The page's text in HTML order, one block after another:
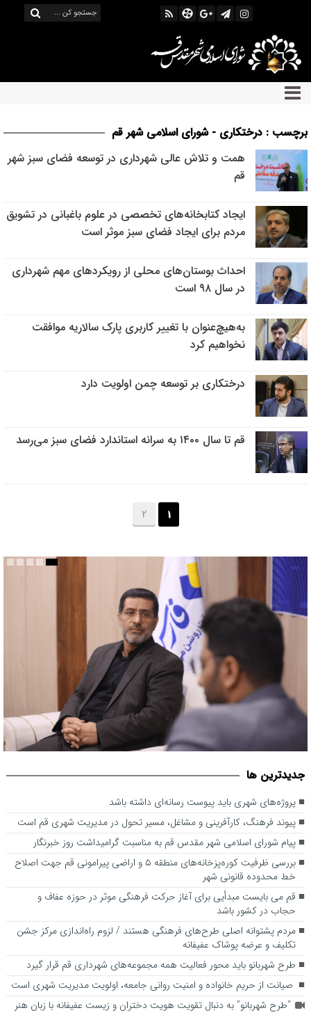
برچسب : درختکاری - شورای اسلامی شهر قم
همت و تلاش عالی شهرداری در توسعه فضای سبز شهر
قم
ایجاد کتابخانه‌های تخصصی در علوم باغبانی در تشویق
مردم برای ایجاد فضای سبز موثر است
احداث بوستان‌های محلی از رویکردهای مهم شهرداری
در سال ۹۸ است
به‌هیچ‌عنوان با تغییر کاربری پارک سالاریه موافقت
نخواهیم کرد
درختکاری بر توسعه چمن اولویت دارد
قم تا سال ۱۴۰۰ به سرانه استاندارد فضای سبز می‌رسد
1
2
پروژه‌های شهری باید پیوست رسانه‌ای داشته باشد
جديدترين ها
پروژه‌های شهری باید پیوست رسانه‌ای داشته باشد
پیوند فرهنگ، کارآفرینی و مشاغل، مسیر تحول در مدیریت شهری قم است
پیام شورای اسلامی شهر مقدس قم به مناسبت گرامیداشت روز خبرنگار
بررسی ظرفیت کوره‌پزخانه‌های منطقه ۵ و اراضی پیرامونی قم جهت اصلاح
خط محدوده قانونی شهر
قم می بایست مبدأیی برای آغاز حرکت فرهنگی موثر در حوزه عفاف و
حجاب در کشور باشد
مردم پشتوانه اصلی طرح‌های فرهنگی هستند / لزوم راه‌اندازی مرکز جشن
تکلیف و عرضه پوشاک عفیفانه
طرح شهربانو باید محور فعالیت همه مجموعه‌های شهرداری قم قرار گیرد
صیانت از حریم خانواده و امنیت روانی جامعه، اولویت مدیریت شهری است
“طرح شهربانو” به دنبال تقویت هویت دختران و زیست عفیفانه با زبان هنر